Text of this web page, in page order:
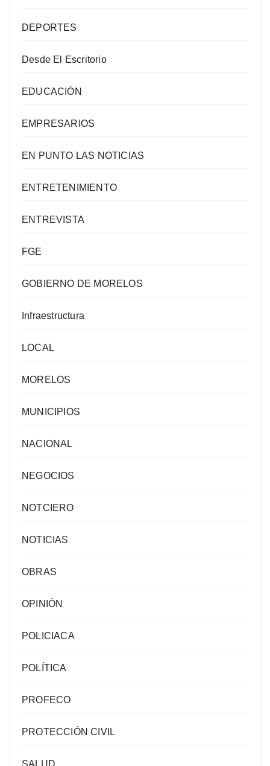
DEPORTES
Desde El Escritorio
EDUCACIÓN
EMPRESARIOS
EN PUNTO LAS NOTICIAS
ENTRETENIMIENTO
ENTREVISTA
FGE
GOBIERNO DE MORELOS
Infraestructura
LOCAL
MORELOS
MUNICIPIOS
NACIONAL
NEGOCIOS
NOTCIERO
NOTICIAS
OBRAS
OPINIÓN
POLICIACA
POLÍTICA
PROFECO
PROTECCIÓN CIVIL